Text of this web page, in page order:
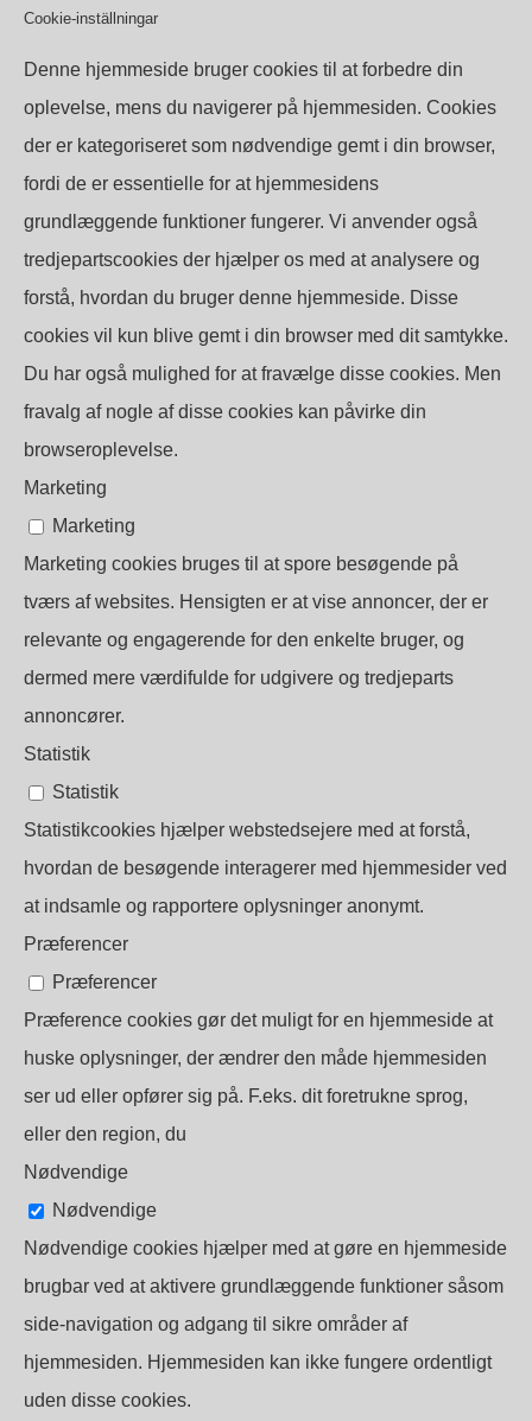
Tel:+45
©2019 Copyright Petro-Chem A/S
Cookie-inställningar
Denne hjemmeside bruger cookies til at forbedre din
oplevelse, mens du navigerer på hjemmesiden. Cookies
der er kategoriseret som nødvendige gemt i din browser,
fordi de er essentielle for at hjemmesidens
grundlæggende funktioner fungerer. Vi anvender også
tredjepartscookies der hjælper os med at analysere og
forstå, hvordan du bruger denne hjemmeside. Disse
cookies vil kun blive gemt i din browser med dit samtykke.
Du har også mulighed for at fravælge disse cookies. Men
fravalg af nogle af disse cookies kan påvirke din
browseroplevelse.
Marketing
Marketing
Marketing cookies bruges til at spore besøgende på
tværs af websites. Hensigten er at vise annoncer, der er
relevante og engagerende for den enkelte bruger, og
dermed mere værdifulde for udgivere og tredjeparts
annoncører.
Statistik
Statistik
Statistikcookies hjælper webstedsejere med at forstå,
hvordan de besøgende interagerer med hjemmesider ved
at indsamle og rapportere oplysninger anonymt.
Præferencer
Præferencer
Præference cookies gør det muligt for en hjemmeside at
huske oplysninger, der ændrer den måde hjemmesiden
ser ud eller opfører sig på. F.eks. dit foretrukne sprog,
eller den region, du
Nødvendige
Nødvendige
Nødvendige cookies hjælper med at gøre en hjemmeside
brugbar ved at aktivere grundlæggende funktioner såsom
side-navigation og adgang til sikre områder af
hjemmesiden. Hjemmesiden kan ikke fungere ordentligt
uden disse cookies.